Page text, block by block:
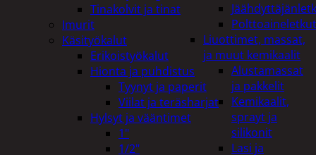
Polttoaineletkut
Liuottimet, massat,
ja muut kemikaalit
Alustamassat
ja pakkelit
Kemikaalit,
sprayt ja
silikonit
Lasi ja
Tinakolvit ja tinat
Imurit
Käsityökalut
Erikoistyökalut
Hionta ja puhdistus
Tyynyt ja paperit
Viilat ja teräsharjat
Hylsyt ja vääntimet
1"
1/2"